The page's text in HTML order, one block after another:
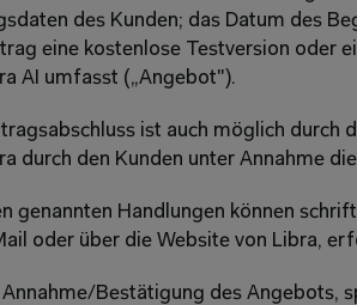
des Kunden; das Datum des
eine kostenlose Testversion oder
AI umfasst („Angebot").
ist auch möglich durch
durch den Kunden unter Annahme
genannten Handlungen können
oder über die Website von Libra,
Bestätigung des Angebots,